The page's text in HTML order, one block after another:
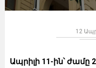
12
Ապրիլի 11-ին՝ ժամը